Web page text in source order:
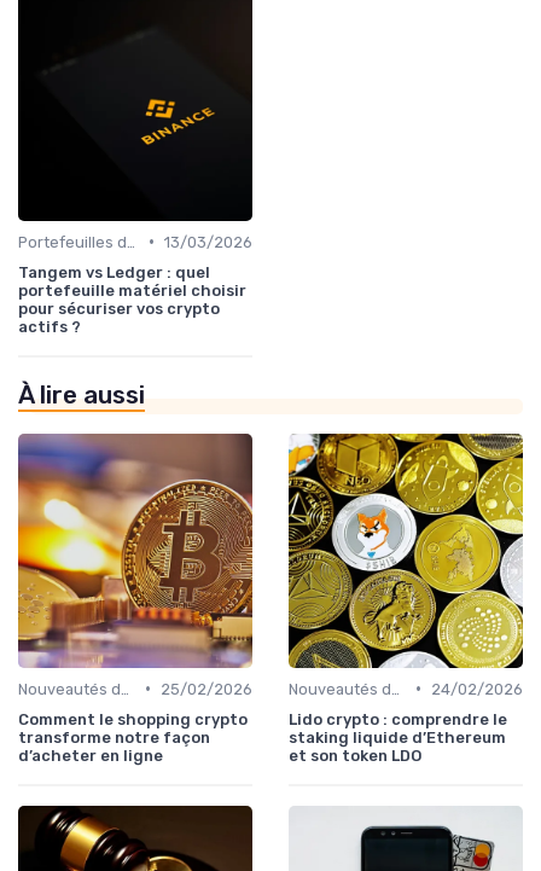
• 13/03/2026
Tangem vs Ledger : quel
portefeuille matériel choisir
pour sécuriser vos crypto
actifs ?
À lire aussi
•
25/02/2026
Comment le shopping crypto
transforme notre façon
d’acheter en ligne
•
24/02/2026
Lido crypto : comprendre le
staking liquide d’Ethereum
et son token LDO